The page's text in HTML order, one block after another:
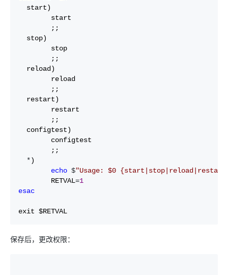
  start)
        start
        ;;
  stop)
        stop
        ;;
  reload)
        reload
        ;;
  restart)
        restart
        ;;
  configtest)
        configtest
        ;;
* )
echo $"Usage: $0
        RETVAL
=1
esac
exit $RETVAL
保存后，更改权限：